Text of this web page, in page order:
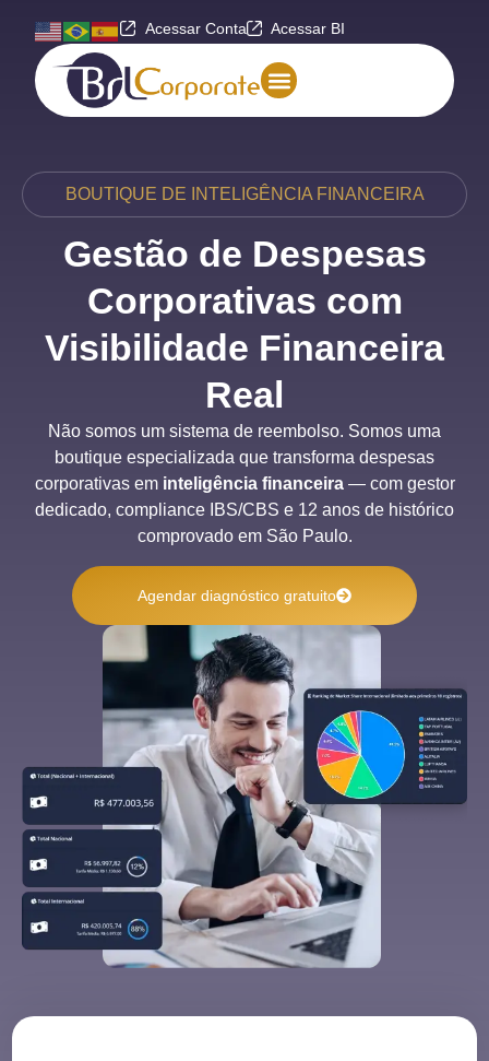
Acessar Conta Acessar BI
BOUTIQUE DE INTELIGÊNCIA FINANCEIRA
Gestão de Despesas
Corporativas com
Visibilidade Financeira
Real
Não somos um sistema de reembolso. Somos uma
boutique especializada que transforma despesas
corporativas em inteligência financeira— com gestor
dedicado, compliance IBS/CBS e 12 anos de histórico
comprovado em São Paulo.
Agendar diagnóstico gratuito